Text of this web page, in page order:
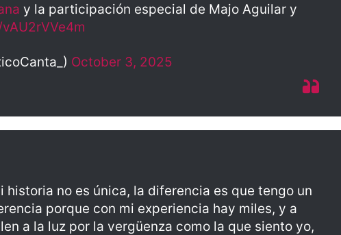
y la participación especial de Majo Aguilar y
October 3, 2025
historia no es única, la diferencia es que tengo un
porque con mi experiencia hay miles, y a
a la luz por la vergüenza como la que siento yo,